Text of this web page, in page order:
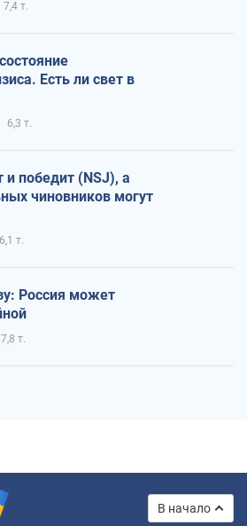
7,4 т.
Есть ли свет в
6,3 т.
победит (NSJ), а
чиновников могут
6,1 т.
Россия может
7,8 т.
В начало